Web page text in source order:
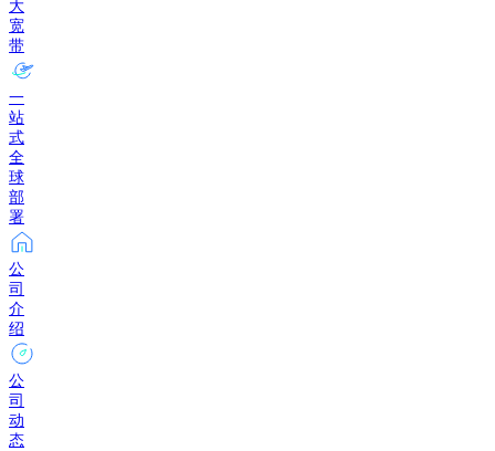
大
宽
带
一
站
式
全
球
部
署
公
司
介
绍
公
司
动
态